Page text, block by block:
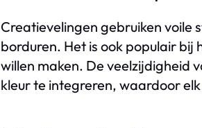
Creatievelingen gebruiken voile
borduren. Het is ook populair bij
willen maken. De veelzijdigheid
kleur te integreren, waardoor elk